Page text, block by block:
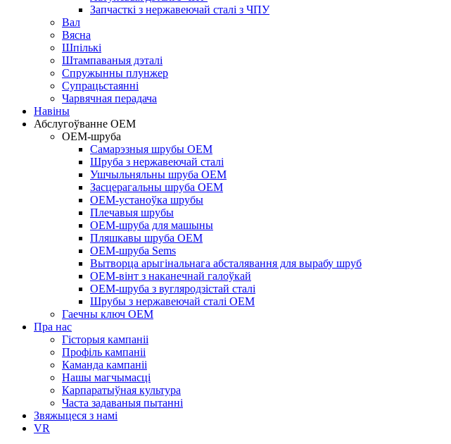
Запчасткі з нержавеючай сталі з ЧПУ
Вал
Вясна
Шпількі
Штампаваныя дэталі
Спружынны плунжер
Супрацьстаянні
Чарвячная перадача
Навіны
Абслугоўванне OEM
OEM-шруба
Самарэзныя шрубы OEM
Шруба з нержавеючай сталі
Ушчыльняльны шруба OEM
Засцерагальны шруба OEM
OEM-устаноўка шрубы
Плечавыя шрубы
OEM-шруба для машыны
Пляшкавы шруба OEM
OEM-шруба Sems
Вытворца арыгінальнага абсталявання для вырабу шруб
OEM-вінт з наканечнай галоўкай
OEM-шруба з вугляродзістай сталі
Шрубы з нержавеючай сталі OEM
Гаечны ключ OEM
Пра нас
Гісторыя кампаніі
Профіль кампаніі
Каманда кампаніі
Нашы магчымасці
Карпаратыўная культура
Часта задаваныя пытанні
Звяжыцеся з намі
VR